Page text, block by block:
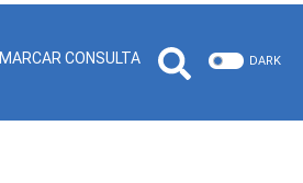
MARCAR CONSULTA DARK